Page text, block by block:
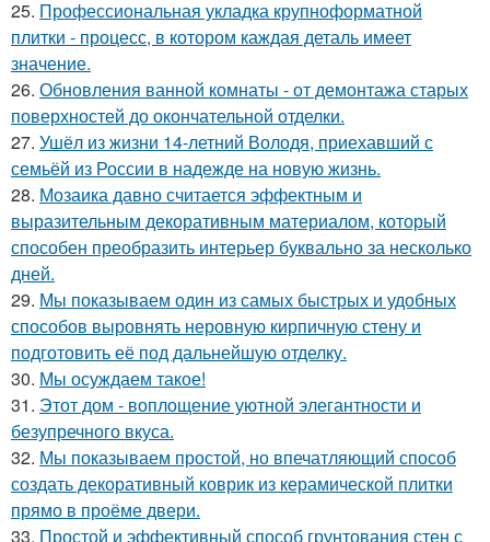
25. Профессиональная укладка крупноформатной
плитки - процесс, в котором каждая деталь имеет
значение.
26. Обновления ванной комнаты - от демонтажа старых
поверхностей до окончательной отделки.
27. Ушёл из жизни 14-летний Володя, приехавший с
семьёй из России в надежде на новую жизнь.
28. Мозаика давно считается эффектным и
выразительным декоративным материалом, который
способен преобразить интерьер буквально за несколько
дней.
29. Мы показываем один из самых быстрых и удобных
способов выровнять неровную кирпичную стену и
подготовить её под дальнейшую отделку.
30. Мы осуждаем такое!
31. Этот дом - воплощение уютной элегантности и
безупречного вкуса.
32. Мы показываем простой, но впечатляющий способ
создать декоративный коврик из керамической плитки
прямо в проёме двери.
33. Простой и эффективный способ грунтования стен с